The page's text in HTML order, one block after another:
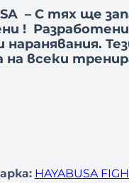
– С тях ще
!
на всеки
HAYABUSA